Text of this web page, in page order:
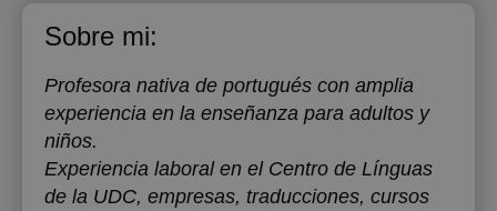
Sobre mi:
Profesora nativa de portugués con amplia
experiencia en la enseñanza para adultos y
niños.
Experiencia laboral en el Centro de Línguas
de la UDC, empresas, traducciones, cursos